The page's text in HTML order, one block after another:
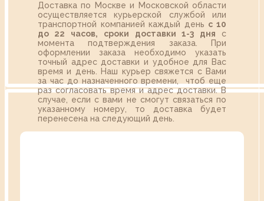
Доставка по Москве и Московской области
осуществляется курьерской службой или
транспортной компанией каждый день с 10
до 22 часов,
сроки доставки 1-3 дня с
момента подтверждения заказа. При
оформлении заказа необходимо указать
точный адрес доставки и удобное для Вас
время и день. Наш курьер свяжется с Вами
за час до назначенного времени, чтоб еще
раз согласовать время и адрес доставки. В
случае, если с вами не смогут связаться по
указанному номеру, то доставка будет
перенесена на следующий день.